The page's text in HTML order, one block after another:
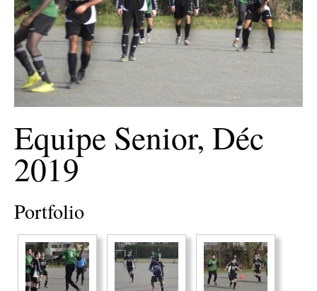
Equipe Senior, Déc
2019
Portfolio